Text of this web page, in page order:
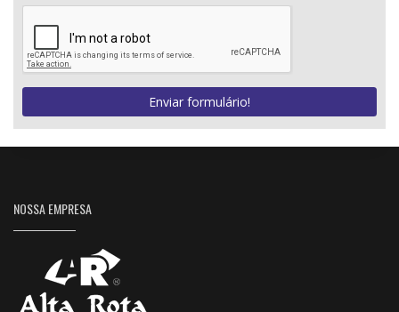
Enviar formulário!
NOSSA EMPRESA